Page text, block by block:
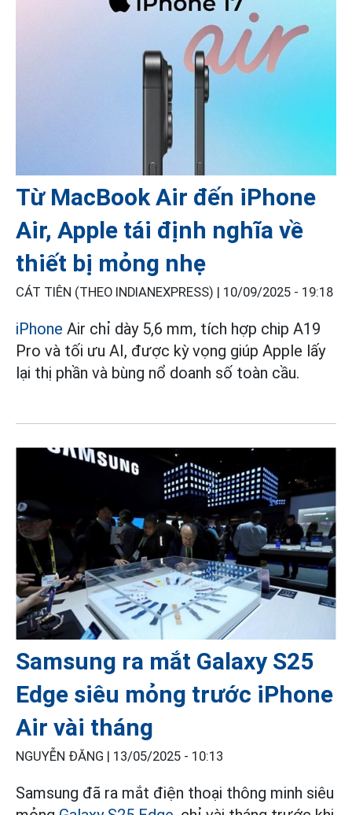
Từ MacBook Air đến iPhone
Air, Apple tái định nghĩa về
thiết bị mỏng nhẹ
CÁT TIÊN (THEO INDIANEXPRESS) | 10/09/2025 - 19:18
iPhone Air chỉ dày 5,6 mm, tích hợp chip A19
Pro và tối ưu AI, được kỳ vọng giúp Apple lấy
lại thị phần và bùng nổ doanh số toàn cầu.
Samsung ra mắt Galaxy S25
Edge siêu mỏng trước iPhone
Air vài tháng
NGUYỄN ĐĂNG | 13/05/2025 - 10:13
Samsung đã ra mắt điện thoại thông minh siêu